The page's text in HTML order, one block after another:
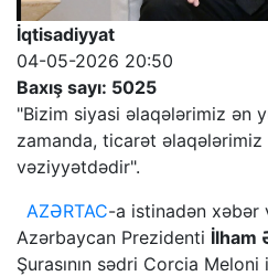
İqtisadiyyat
04-05-2026 20:50
Baxış sayı: 5025
"Bizim siyasi əlaqələrimiz ən
zamanda, ticarət əlaqələrimiz
vəziyyətdədir".
AZƏRTAC-a istinadən
Azərbaycan Prezidenti İlham
Şurasının sədri Corcia Meloni